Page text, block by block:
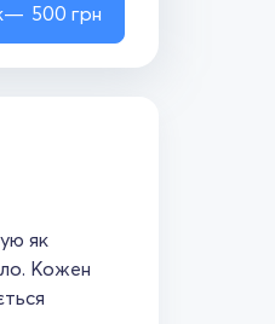
500 грн
як
Кожен